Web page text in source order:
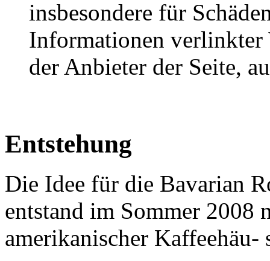
insbesondere für
Informationen verlinkter
der Anbieter der Seite,
Entstehung
Die Idee für die Bavarian
entstand im Sommer 2008
amerikanischer